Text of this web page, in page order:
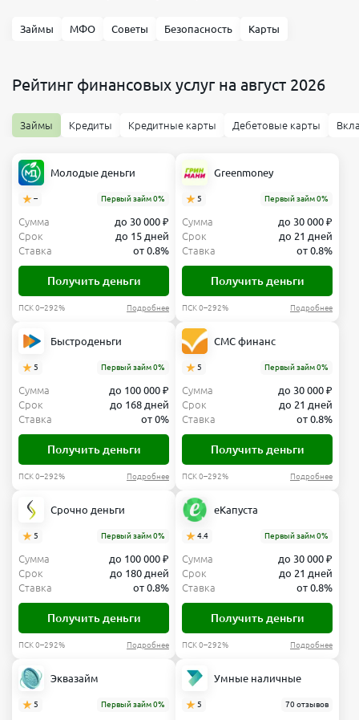
Займы МФО Советы Безопасность Карты
Рейтинг финансовых услуг на август 2026
Займы Кредиты Кредитные карты Дебетовые карты
Молодые деньги
– Первый займ 0%
Сумма
до 30 000 ₽
Срок
до 15 дней
Ставка
от 0.8%
Получить деньги
ПСК 0–292% Подробнее
Greenmoney
5 Первый займ 0%
Сумма
до 30 000 ₽
Срок
до 21 дней
Ставка
от 0.8%
Получить деньги
ПСК 0–292% Подробнее
Быстроденьги
5 Первый займ 0%
Сумма
до 100 000 ₽
Срок
до 168 дней
Ставка
от 0%
Получить деньги
ПСК 0–292% Подробнее
СМС финанс
5 Первый займ 0%
Сумма
до 30 000 ₽
Срок
до 21 дней
Ставка
от 0.8%
Получить деньги
ПСК 0–292% Подробнее
Срочно деньги
5 Первый займ 0%
Сумма
до 100 000 ₽
Срок
до 180 дней
Ставка
от 0.8%
Получить деньги
ПСК 0–292% Подробнее
еКапуста
4.4 Первый займ 0%
Сумма
до 30 000 ₽
Срок
до 21 дней
Ставка
от 0.8%
Получить деньги
ПСК 0–292% Подробнее
Эквазайм
5 Первый займ 0%
Умные наличные
5 70 отзывов